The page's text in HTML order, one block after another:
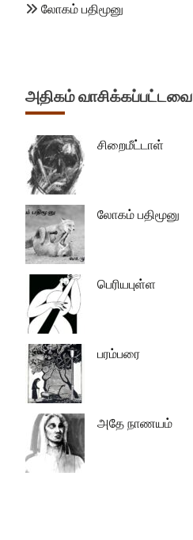
லோகம் பதிமூனு
அதிகம் வாசிக்கப்பட்டவை
சிறைமீட்டாள்
லோகம் பதிமூனு
பெரியபுள்ள
பரம்பரை
அதே நாணயம்